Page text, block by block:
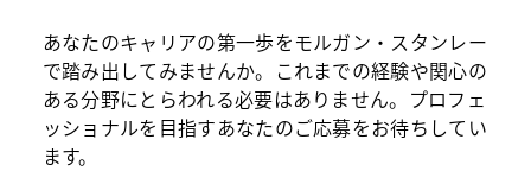
あなたのキャリアの第一歩をモルガン・スタンレー
で踏み出してみませんか。これまでの経験や関心の
ある分野にとらわれる必要はありません。プロフェ
ッショナルを目指すあなたのご応募をお待ちしてい
ます。